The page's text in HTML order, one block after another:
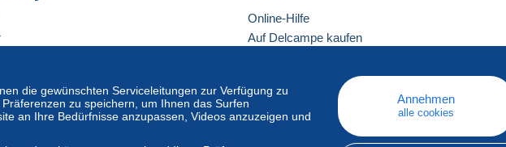
die gewünschten Serviceleitungen zur Verfügung zu
zu speichern, um Ihnen das Surfen
an Ihre Bedürfnisse anzupassen, Videos anzuzeigen und
Annehmen
alle cookies
Online-Hilfe
Auf Delcampe kaufen
Eine sichere Website